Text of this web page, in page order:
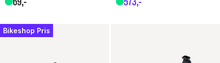
Bikeshop Pris